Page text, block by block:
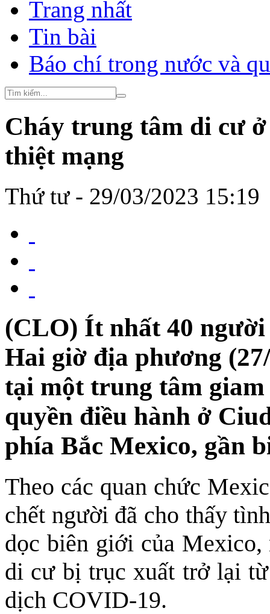
Trang nhất
Tin bài
Báo chí trong nước và
Cháy trung tâm di cư
thiệt mạng
Thứ tư - 29/03/2023 15:19
(CLO) Ít nhất 40
Hai giờ địa phương
tại một trung tâm
quyền điều hành ở
phía Bắc Mexico, gần
Theo các quan chức
chết người đã cho thấy
dọc biên giới của
di cư bị trục xuất trở lại
dịch COVID-19.